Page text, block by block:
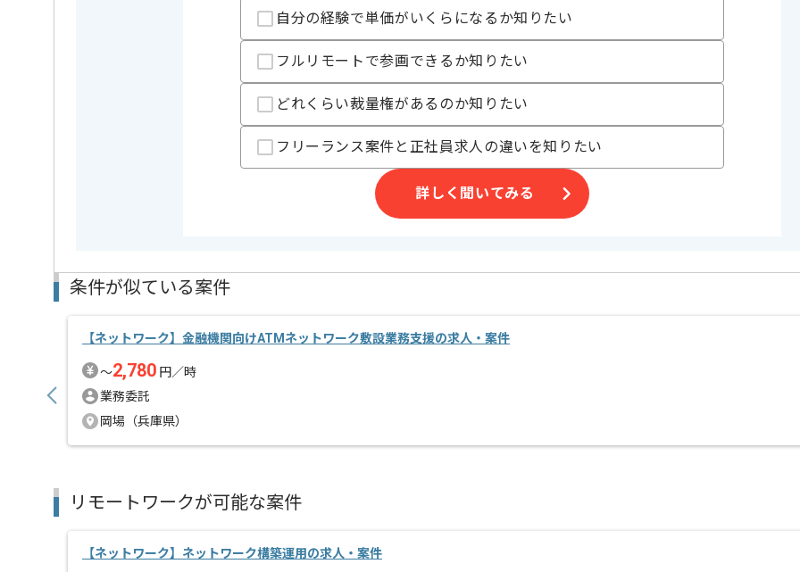
基本的には、常駐とリモートのハイブリットでの作業を見込んでおります。
自分の経験で単価がいくらになるか知りたい
フルリモートで参画できるか知りたい
どれくらい裁量権があるのか知りたい
フリーランス案件と正社員求人の違いを知りたい
詳しく聞いてみる
条件が似ている案件
【ネットワーク】金融機関向けATMネットワーク敷設業務支援の求人・案件
〜2,780 円／時
業務委託
岡場（兵庫県）
リモートワークが可能な案件
【ネットワーク】ネットワーク構築運用の求人・案件